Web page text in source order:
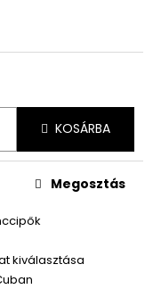
KOSÁRBA
kiválasztása
Megosztás